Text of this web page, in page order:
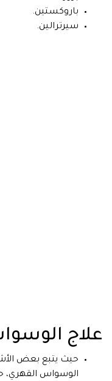
باروكستين.
سيرترالين.
علاج
حيث يتبع بعض
الوسواس القهري،